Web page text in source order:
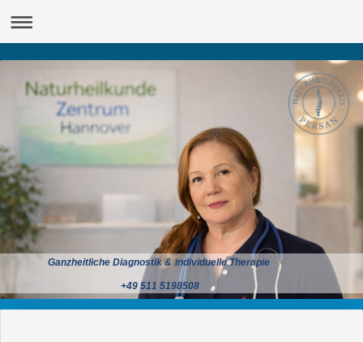
Ganzheitliche Diagnostik & individuelle Therapie
+49 511 5198508